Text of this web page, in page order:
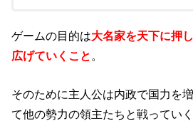
ゲームの目的は大名家を天下に押
広げていくこと 。
そのために主人公は内政で国力を
て他の勢力の領主たちと戦ってい